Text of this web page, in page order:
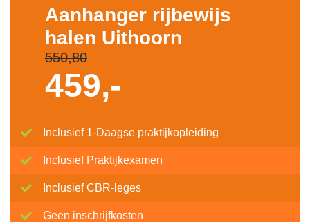
Aanhanger rijbewijs
halen Uithoorn
550,80
459,-
Inclusief 1-Daagse praktijkopleiding
Inclusief Praktijkexamen
Inclusief CBR-leges
Geen inschrijfkosten